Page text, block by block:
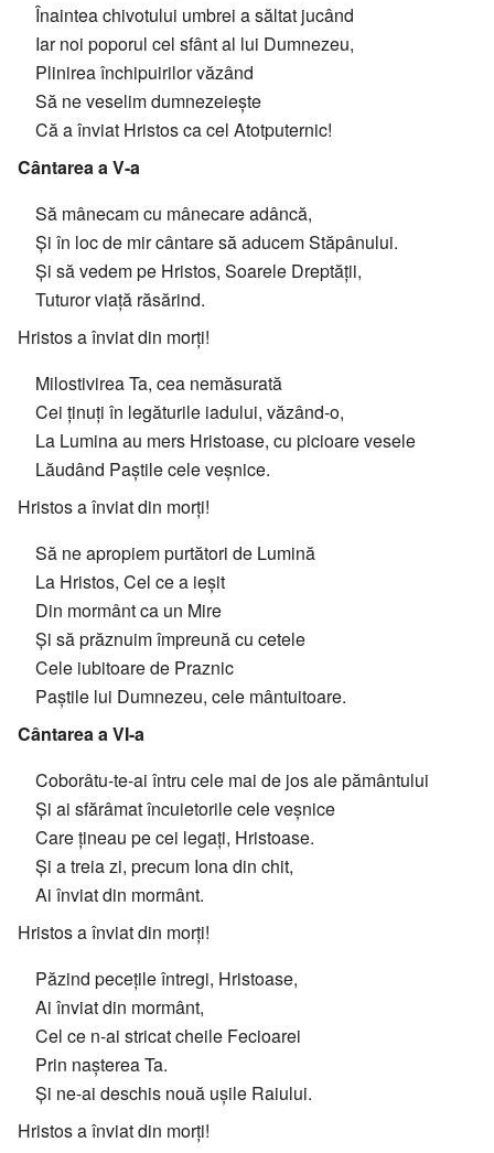
Înaintea chivotului umbrei a săltat jucând
Iar noi poporul cel sfânt al lui Dumnezeu,
Plinirea închipuirilor văzând
Să ne veselim dumnezeiește
Că a înviat Hristos ca cel Atotputernic!
Cântarea a V-a
Să mânecam cu mânecare adâncă,
Și în loc de mir cântare să aducem Stăpânului.
Și să vedem pe Hristos, Soarele Dreptății,
Tuturor viață răsărind.
Hristos a înviat din morți!
Milostivirea Ta, cea nemăsurată
Cei ținuți în legăturile iadului, văzând-o,
La Lumina au mers Hristoase, cu picioare vesele
Lăudând Paștile cele veșnice.
Hristos a înviat din morți!
Să ne apropiem purtători de Lumină
La Hristos, Cel ce a ieșit
Din mormânt ca un Mire
Și să prăznuim împreună cu cetele
Cele iubitoare de Praznic
Paștile lui Dumnezeu, cele mântuitoare.
Cântarea a VI-a
Coborâtu-te-ai întru cele mai de jos ale pământului
Și ai sfărâmat încuietorile cele veșnice
Care țineau pe cei legați, Hristoase.
Și a treia zi, precum Iona din chit,
Ai înviat din mormânt.
Hristos a înviat din morți!
Păzind pecețile întregi, Hristoase,
Ai înviat din mormânt,
Cel ce n-ai stricat cheile Fecioarei
Prin nașterea Ta.
Și ne-ai deschis nouă ușile Raiului.
Hristos a înviat din morți!